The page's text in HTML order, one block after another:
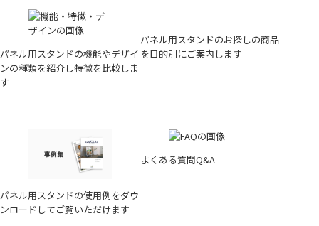
パネル用スタンドの機能やデザイ
ンの種類を紹介し特徴を比較しま
す
パネル用スタンドのお探しの商品
を目的別にご案内します
パネル用スタンドの使用例をダウ
ンロードしてご覧いただけます
よくある質問Q&A